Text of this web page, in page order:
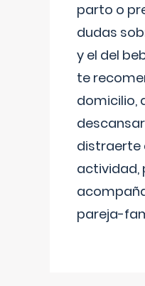
parto o
dudas
y el del
te
domicilio,
distraerte
actividad,
pareja-